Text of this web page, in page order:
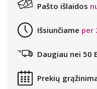
Pašto išlaidos
Išsiunčiame per
Daugiau nei 50
Prekių